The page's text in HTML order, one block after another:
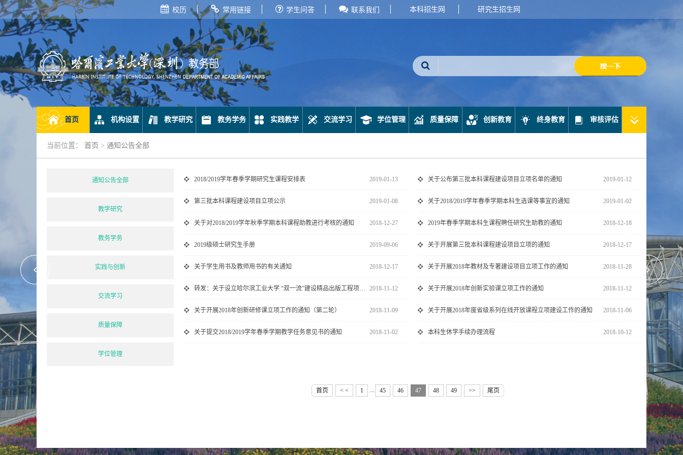
校历 常用链接 学生问答 联系我们 本科招生网 研究生招生网
首页 机构设置 教学研究 教务学务 实践教学 交流学习 学位管理 质量保障 创新教育 终身教育 审核评估
当前位置： 首页 > 通知公告全部
通知公告全部
教学研究
教务学务
实践与创新
交流学习
质量保障
学位管理
2018/2019学年春季学期研究生课程安排表 2019-01-13 关于公布第三批本科课程建设项目立项名单的通知 2019-01-12
第三批本科课程建设项目立项公示 2019-01-08 关于2018/2019学年春季学期本科生选课等事宜的通知 2019-01-02
关于对2018/2019学年秋季学期本科课程助教进行考核的通知 2018-12-27 2019年春季学期本科生课程聘任研究生助教的通知 2018-12-18
2019级硕士研究生手册 2019-09-06 关于开展第三批本科课程建设项目立项的通知 2018-12-17
关于学生用书及教师用书的有关通知 2018-12-17 关于开展2018年教材及专著建设项目立项工作的通知 2018-11-28
转发：关于设立哈尔滨工业大学 “双一流”建设精品出版工程项目... 2018-11-12 关于开展2018年创新实验课立项工作的通知 2018-11-12
关于开展2018年创新研修课立项工作的通知（第二轮） 2018-11-09 关于开展2018年度省级系列在线开放课程立项建设工作的通知 2018-11-06
关于提交2018/2019学年春季学期教学任务意见书的通知 2018-11-02 本科生休学手续办理流程 2018-10-12
首页 < < 1 45 46 47 48 49 >> 尾页